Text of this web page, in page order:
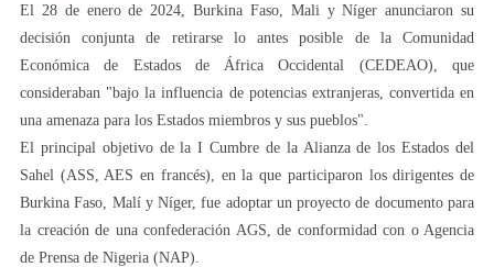
El 28 de enero de 2024, Burkina Faso, Mali y Níger anunciaron su
decisión conjunta de retirarse lo antes posible de la Comunidad
Económica de Estados de África Occidental (CEDEAO), que
consideraban "bajo la influencia de potencias extranjeras, convertida en
una amenaza para los Estados miembros y sus pueblos".
El principal objetivo de la I Cumbre de la Alianza de los Estados del
Sahel (ASS, AES en francés), en la que participaron los dirigentes de
Burkina Faso, Malí y Níger, fue adoptar un proyecto de documento para
la creación de una confederación AGS, de conformidad con o Agencia
de Prensa de Nigeria (NAP).